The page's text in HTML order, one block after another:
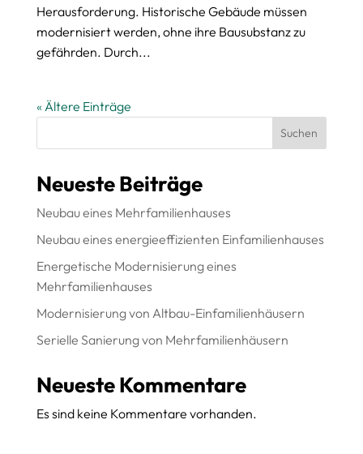
Herausforderung. Historische Gebäude müssen
modernisiert werden, ohne ihre Bausubstanz zu
gefährden. Durch...
« Ältere Einträge
Suchen
Neueste Beiträge
Neubau eines Mehrfamilienhauses
Neubau eines energieeffizienten Einfamilienhauses
Energetische Modernisierung eines
Mehrfamilienhauses
Modernisierung von Altbau-Einfamilienhäusern
Serielle Sanierung von Mehrfamilienhäusern
Neueste Kommentare
Es sind keine Kommentare vorhanden.